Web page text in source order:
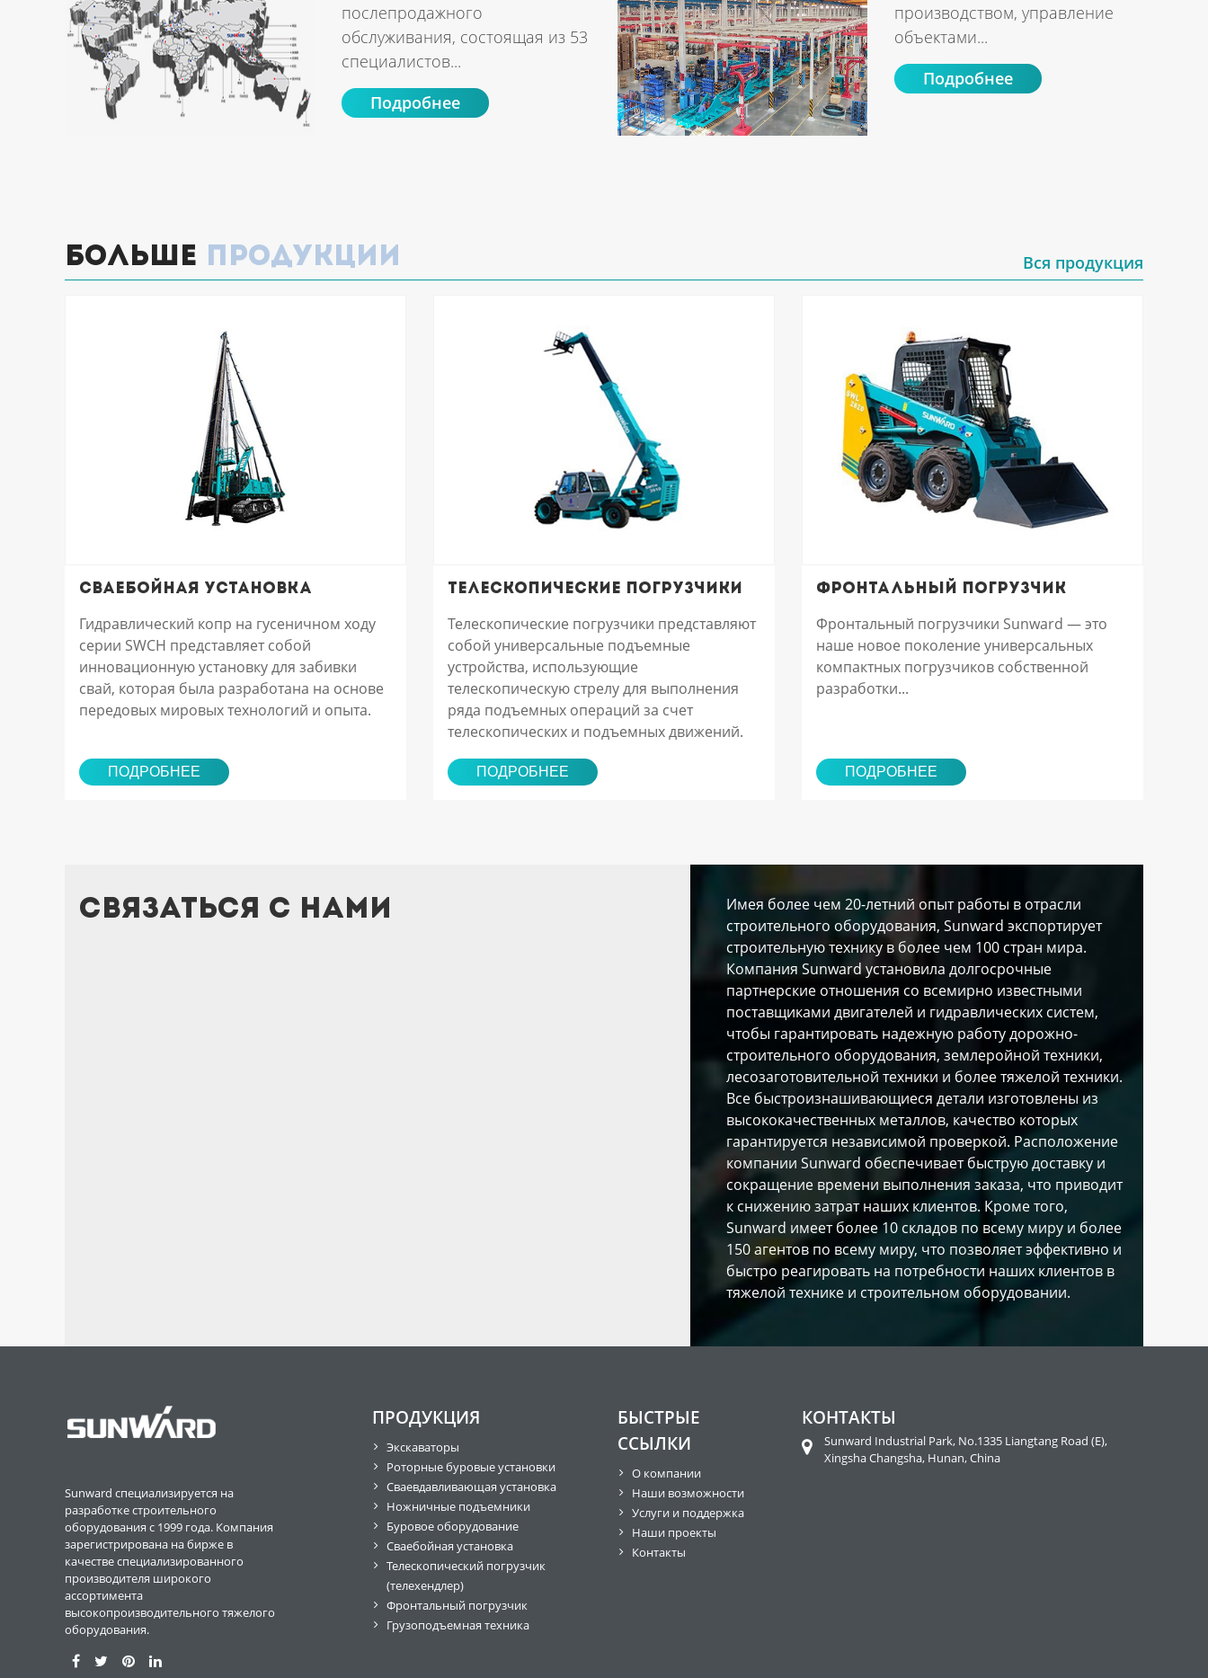
послепродажного
обслуживания, состоящая из 53
специалистов...
Подробнее
производством, управление
объектами...
Подробнее
Больше продукции Вся продукция
Сваебойная установка
Гидравлический копр на гусеничном ходу
серии SWCH представляет собой
инновационную установку для забивки
свай, которая была разработана на основе
передовых мировых технологий и опыта.
ПОДРОБНЕЕ
Телескопические погрузчики
Телескопические погрузчики представляют
собой универсальные подъемные
устройства, использующие
телескопическую стрелу для выполнения
ряда подъемных операций за счет
телескопических и подъемных движений.
ПОДРОБНЕЕ
Фронтальный погрузчик
Фронтальный погрузчики Sunward — это
наше новое поколение универсальных
компактных погрузчиков собственной
разработки...
ПОДРОБНЕЕ
Связаться с нами
Имея более чем 20-летний опыт работы в отрасли
строительного оборудования, Sunward экспортирует
строительную технику в более чем 100 стран мира.
Компания Sunward установила долгосрочные
партнерские отношения со всемирно известными
поставщиками двигателей и гидравлических систем,
чтобы гарантировать надежную работу дорожно-
строительного оборудования, землеройной техники,
лесозаготовительной техники и более тяжелой техники.
Все быстроизнашивающиеся детали изготовлены из
высококачественных металлов, качество которых
гарантируется независимой проверкой. Расположение
компании Sunward обеспечивает быструю доставку и
сокращение времени выполнения заказа, что приводит
к снижению затрат наших клиентов. Кроме того,
Sunward имеет более 10 складов по всему миру и более
150 агентов по всему миру, что позволяет эффективно и
быстро реагировать на потребности наших клиентов в
тяжелой технике и строительном оборудовании.
Sunward специализируется на
разработке строительного
оборудования с 1999 года. Компания
зарегистрирована на бирже в
качестве специализированного
производителя широкого
ассортимента
высокопроизводительного тяжелого
оборудования.
ПРОДУКЦИЯ
Экскаваторы
Роторные буровые установки
Сваевдавливающая установка
Ножничные подъемники
Буровое оборудование
Сваебойная установка
Телескопический погрузчик
(телехендлер)
Фронтальный погрузчик
Грузоподъемная техника
БЫСТРЫЕ
ССЫЛКИ
О компании
Наши возможности
Услуги и поддержка
Наши проекты
Контакты
КОНТАКТЫ
Sunward Industrial Park, No.1335 Liangtang Road (E),
Xingsha Changsha, Hunan, China